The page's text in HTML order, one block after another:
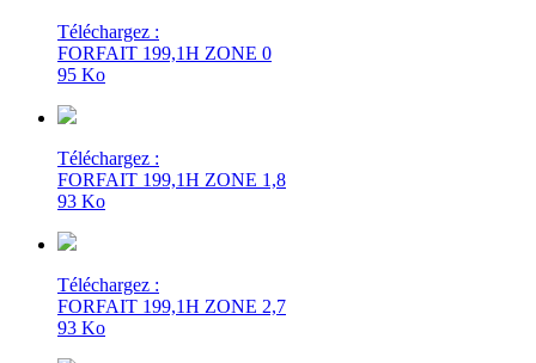
Téléchargez :
FORFAIT 199,1H ZONE 0
95 Ko
Téléchargez :
FORFAIT 199,1H ZONE 1,8
93 Ko
Téléchargez :
FORFAIT 199,1H ZONE 2,7
93 Ko